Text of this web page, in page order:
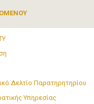
Προσφύγων και Μεταναστών
Δελτίο Παρατηρητηρίου
Υπηρεσίας